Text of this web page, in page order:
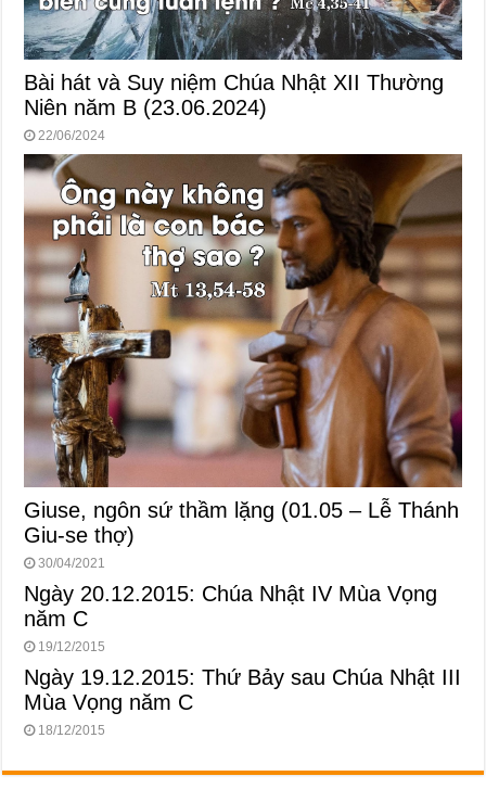
Bài hát và Suy niệm Chúa Nhật XII Thường
Niên năm B (23.06.2024)
22/06/2024
Giuse, ngôn sứ thầm lặng (01.05 – Lễ Thánh
Giu-se thợ)
30/04/2021
Ngày 20.12.2015: Chúa Nhật IV Mùa Vọng
năm C
19/12/2015
Ngày 19.12.2015: Thứ Bảy sau Chúa Nhật III
Mùa Vọng năm C
18/12/2015